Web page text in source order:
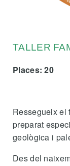
TALLER
Places: 20
Ressegueix el
preparat
geològica i
Des del